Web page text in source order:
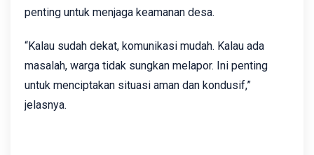
penting untuk menjaga keamanan desa.
“Kalau sudah dekat, komunikasi mudah. Kalau ada
masalah, warga tidak sungkan melapor. Ini penting
untuk menciptakan situasi aman dan kondusif,”
jelasnya.